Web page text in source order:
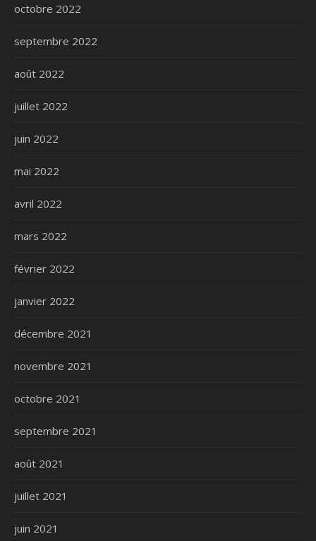
octobre 2022
septembre 2022
août 2022
juillet 2022
juin 2022
mai 2022
avril 2022
mars 2022
février 2022
janvier 2022
décembre 2021
novembre 2021
octobre 2021
septembre 2021
août 2021
juillet 2021
juin 2021